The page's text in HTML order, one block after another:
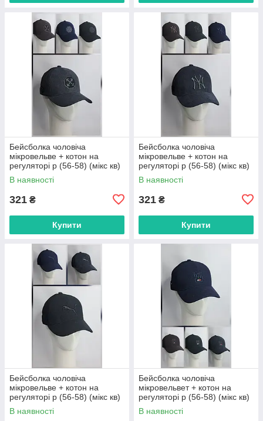
Бейсболка чоловіча
мікровельве + котон на
регуляторі р (56-58) (мікс кв)
"CHERYA" недорого від
прямого постачальника
В наявності
321 ₴
Купити
Бейсболка чоловіча
мікровельве + котон на
регуляторі р (56-58) (мікс кв)
"CHERYA" недорого від
прямого постачальника
В наявності
321 ₴
Купити
Бейсболка чоловіча
мікровельве + котон на
регуляторі р (56-58) (мікс кв)
"CHERYA" недорого від
прямого постачальника
В наявності
Бейсболка чоловіча
мікровельвет + котон на
регуляторі р (56-58) (мікс кв)
"CHERYA" недорого від
прямого постачальника
В наявності